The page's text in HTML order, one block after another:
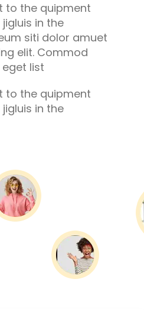
to the quipment
in the
siti dolor amuet
elit. Commod
list
to the quipment
in the